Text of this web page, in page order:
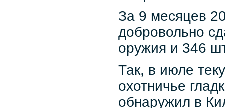
За 9 месяцев
добровольно
оружия и 346
Так, в июле
охотничье
обнаружил в